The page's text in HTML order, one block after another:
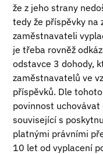
že z jeho strany
tedy že příspěvky na
zaměstnavateli
je třeba rovněž
odstavce 3 dohody,
zaměstnavatelů ve
příspěvků. Dle
povinnost
související s
platnými právními
10 let od vyplacení